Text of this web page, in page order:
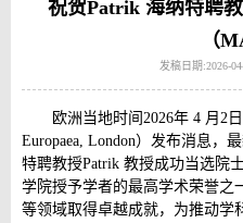
祝贺Patrik 海纳特聘
（
发稿日期:2026-
欧洲当地时间2026年 4 月2
Europaea, London）发布消息，
特聘教授Patrik 教授成功当选院
学院授予学者的最高学术荣誉之
等领域取得卓越成就，为推动学